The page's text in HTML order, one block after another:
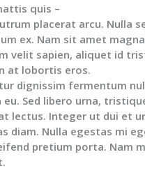
quis –
placerat arcu. Nulla
ex. Nam sit amet
velit sapien, aliquet id
at lobortis eros.
dignissim fermentum
eu. Sed libero urna,
lectus. Integer ut dui et
diam. Nulla egestas mi
pretium porta. Nam